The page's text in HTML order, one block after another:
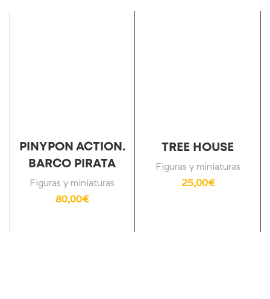
PINYPON ACTION.
BARCO PIRATA
Figuras y miniaturas
80,00€
TREE HOUSE
Figuras y miniaturas
25,00€